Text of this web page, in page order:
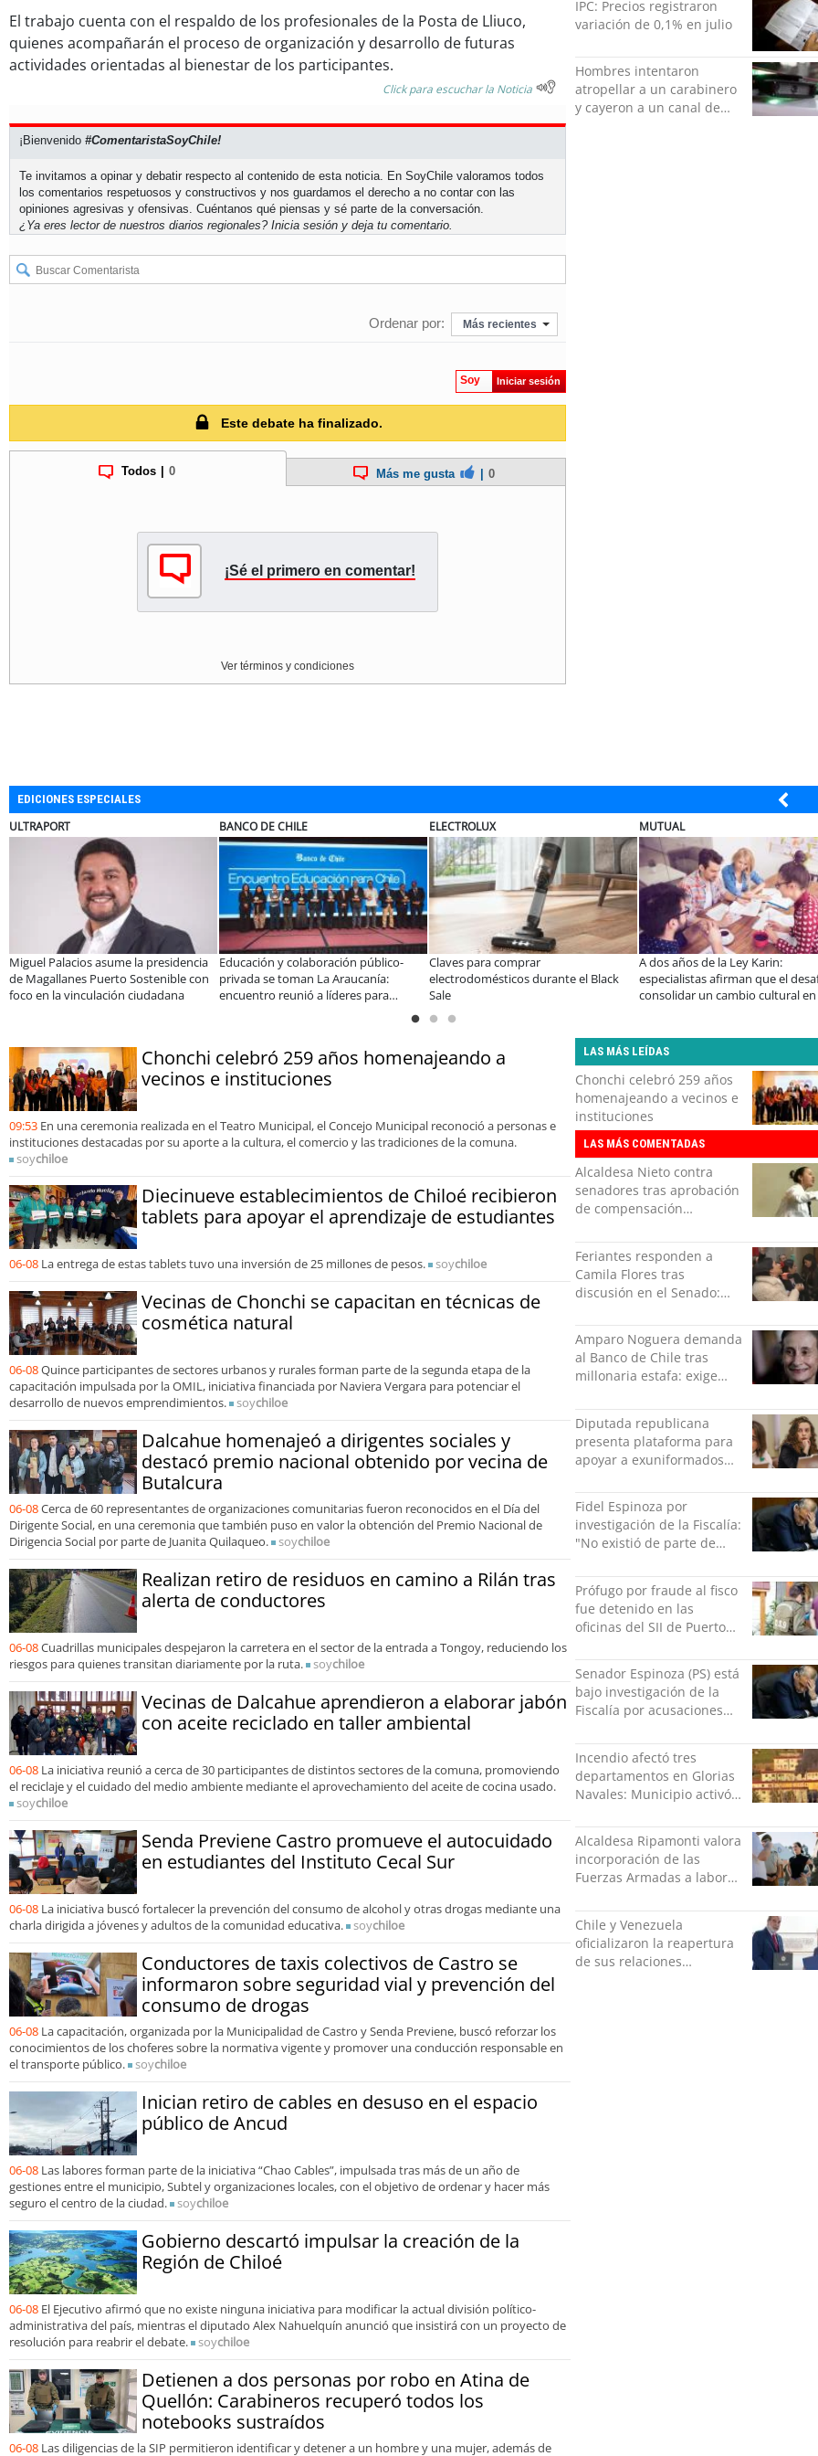
El trabajo cuenta con el respaldo de los profesionales de la Posta de Lliuco,
quienes acompañarán el proceso de organización y desarrollo de futuras
actividades orientadas al bienestar de los participantes.
Click para escuchar la Noticia
¡Bienvenido #ComentaristaSoyChile!
Te invitamos a opinar y debatir respecto al contenido de esta noticia. En SoyChile valoramos todos
los comentarios respetuosos y constructivos y nos guardamos el derecho a no contar con las
opiniones agresivas y ofensivas. Cuéntanos qué piensas y sé parte de la conversación.
¿Ya eres lector de nuestros diarios regionales? Inicia sesión y deja tu comentario.
Ordenar por: Más recientes
Soy Iniciar sesión
Este debate ha finalizado.
Todos 0 Más me gusta 0
¡Sé el primero en comentar!
Ver términos y condiciones
IPC: Precios registraron
variación de 0,1% en julio
Hombres intentaron
atropellar a un carabinero
y cayeron a un canal de
EDICIONES ESPECIALES
público-
Araucanía:
líderes para
Claves para comprar
electrodomésticos durante el Black
Sale
A dos años de la Ley Karin:
especialistas afirman que el desafío es
consolidar un cambio cultural en las
¿Qué buscan hoy las familias en la
tecnología para el hogar?
JAC renueva
en el
precio-
Chonchi celebró 259 años homenajeando a
vecinos e instituciones
09:53 En una ceremonia realizada en el Teatro Municipal, el Concejo Municipal reconoció a personas e
instituciones destacadas por su aporte a la cultura, el comercio y las tradiciones de la comuna.
soychiloe
Diecinueve establecimientos de Chiloé recibieron
tablets para apoyar el aprendizaje de estudiantes
06-08 La entrega de estas tablets tuvo una inversión de 25 millones de pesos. soychiloe
Vecinas de Chonchi se capacitan en técnicas de
cosmética natural
06-08Quince participantes de sectores urbanos y rurales forman parte de la segunda etapa de la
capacitación impulsada por la OMIL, iniciativa financiada por Naviera Vergara para potenciar el
desarrollo de nuevos emprendimientos.
soychiloe
Dalcahue homenajeó a dirigentes sociales y
destacó premio nacional obtenido por vecina de
Butalcura
06-08Cerca de 60 representantes de organizaciones comunitarias fueron reconocidos en el Día del
Dirigente Social, en una ceremonia que también puso en valor la obtención del Premio Nacional de
Dirigencia Social por parte de Juanita Quilaqueo.
soychiloe
Realizan retiro de residuos en camino a Rilán tras
alerta de conductores
06-08Cuadrillas municipales despejaron la carretera en el sector de la entrada a Tongoy, reduciendo los
riesgos para quienes transitan diariamente por la ruta.
soychiloe
Vecinas de Dalcahue aprendieron a elaborar jabón
con aceite reciclado en taller ambiental
06-08 La iniciativa reunió a cerca de 30 participantes de distintos sectores de la comuna, promoviendo
el reciclaje y el cuidado del medio ambiente mediante el aprovechamiento del aceite de cocina usado.
soychiloe
Senda Previene Castro promueve el autocuidado
en estudiantes del Instituto Cecal Sur
06-08 La iniciativa buscó fortalecer la prevención del consumo de alcohol y otras drogas mediante una
charla dirigida a jóvenes y adultos de la comunidad educativa.
soychiloe
Conductores de taxis colectivos de Castro se
informaron sobre seguridad vial y prevención del
consumo de drogas
06-08 La capacitación, organizada por la Municipalidad de Castro y Senda Previene, buscó reforzar los
conocimientos de los choferes sobre la normativa vigente y promover una conducción responsable en
el transporte público.
soychiloe
Inician retiro de cables en desuso en el espacio
público de Ancud
06-08 Las labores forman parte de la iniciativa “Chao Cables”, impulsada tras más de un año de
gestiones entre el municipio, Subtel y organizaciones locales, con el objetivo de ordenar y hacer más
seguro el centro de la ciudad.
soychiloe
Gobierno descartó impulsar la creación de la
Región de Chiloé
06-08 El Ejecutivo afirmó que no existe ninguna iniciativa para modificar la actual división político-
administrativa del país, mientras el diputado Alex Nahuelquín anunció que insistirá con un proyecto de
resolución para reabrir el debate.
soychiloe
Detienen a dos personas por robo en Atina de
Quellón: Carabineros recuperó todos los
notebooks sustraídos
06-08 Las diligencias de la SIP permitieron identificar y detener a un hombre y una mujer, además de
LAS MÁS LEÍDAS
Chonchi celebró 259 años
homenajeando a vecinos e
instituciones
LAS MÁS COMENTADAS
Alcaldesa Nieto contra
senadores tras aprobación
de compensación
indolente"
Feriantes responden a
Camila Flores tras
discusión en el Senado:
orgullo”
Amparo Noguera demanda
al Banco de Chile tras
millonaria estafa: exige
Diputada republicana
presenta plataforma para
apoyar a exuniformados
social
Fidel Espinoza por
investigación de la Fiscalía:
"No existió de parte de
violencia física ni verbal"
Prófugo por fraude al fisco
fue detenido en las
oficinas del SII de Puerto
facturas
Senador Espinoza (PS) está
bajo investigación de la
Fiscalía por acusaciones
su pareja
Incendio afectó tres
departamentos en Glorias
Navales: Municipio activó
damnificadas
Alcaldesa Ripamonti valora
incorporación de las
Fuerzas Armadas a labores
“responsabilidad política”
Chile y Venezuela
oficializaron la reapertura
de sus relaciones